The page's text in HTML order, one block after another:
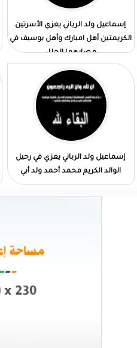
إسماعيل ولد الرباني يعزي الأسرتين
الكريمتين أهل امبارك وأهل بوسيف في
مصابهما الجلل
إسماعيل ولد الرباني يعزي في رحيل
الوالد الكريم محمد أحمد ولد أبي